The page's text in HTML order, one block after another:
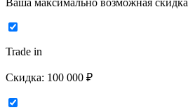
Ваша максимально возможная скидка
Trade in
Скидка: 100 000 ₽